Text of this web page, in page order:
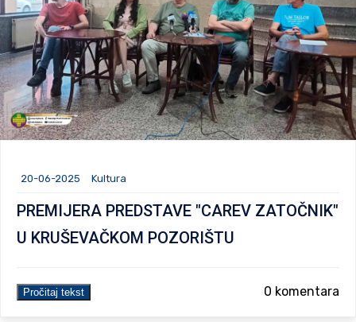
20-06-2025 Kultura
PREMIJERA PREDSTAVE "CAREV ZATOČNIK"
U KRUŠEVAČKOM POZORIŠTU
Pročitaj tekst 0 komentara